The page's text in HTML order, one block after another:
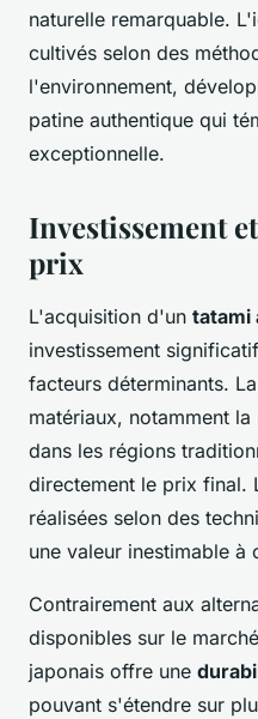
naturelle remarquable.
cultivés selon des
l'environnement,
patine authentique qui
exceptionnelle.
Investissement
prix
L'acquisition d'un tatami
investissement
facteurs déterminants.
matériaux, notamment
dans les régions
directement le prix final.
réalisées selon des
une valeur inestimable
Contrairement aux
disponibles sur le
japonais offre une
pouvant s'étendre sur